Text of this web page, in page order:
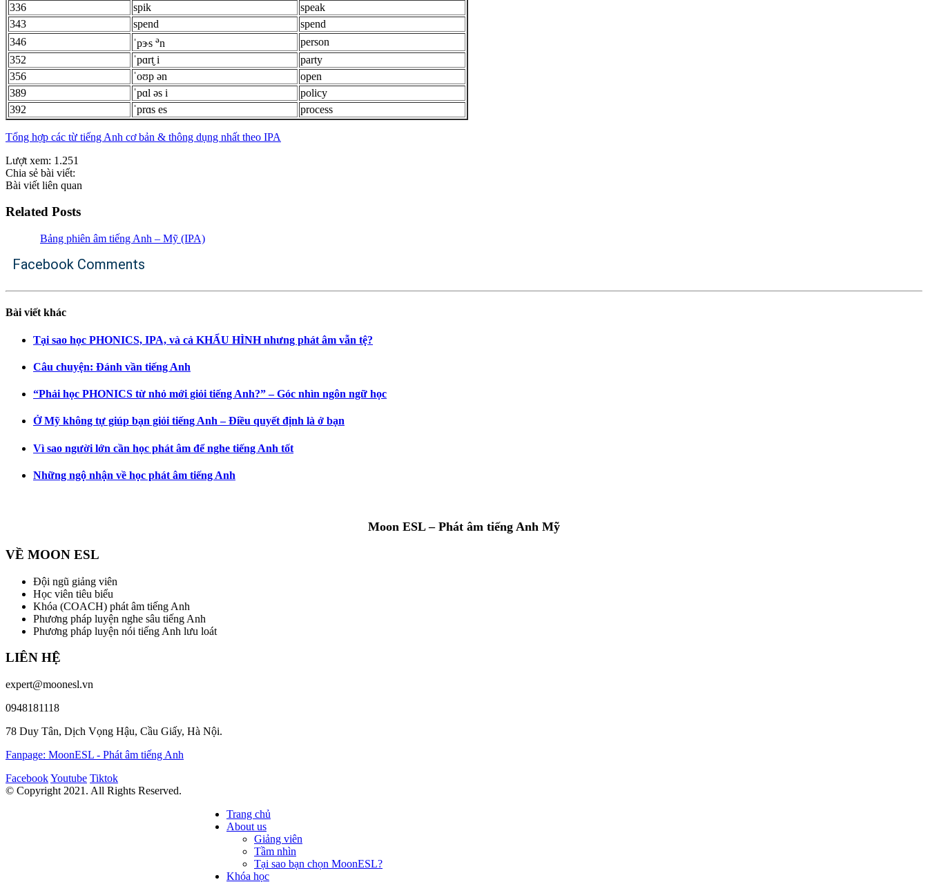
336
spik
speak
343
spend
spend
346
ˈpɝs ən
person
352
ˈpɑrt̬ i
party
356
ˈoʊp ən
open
389
ˈpɑl əs i
policy
392
ˈprɑs es process
Tổng hợp các từ tiếng Anh cơ bản & thông dụng nhất theo IPA
Lượt xem: 1.251
Chia sẻ bài viết:
Bài viết liên quan
Related Posts
Bảng phiên âm tiếng Anh – Mỹ (IPA)
Facebook Comments
Bài viết khác
Tại sao học PHONICS, IPA, và cả KHẨU HÌNH nhưng phát âm vẫn tệ?
Câu chuyện: Đánh vần tiếng Anh
“Phải học PHONICS từ nhỏ mới giỏi tiếng Anh?” – Góc nhìn ngôn ngữ học
Ở Mỹ không tự giúp bạn giỏi tiếng Anh – Điều quyết định là ở bạn
Vì sao người lớn cần học phát âm để nghe tiếng Anh tốt
Những ngộ nhận về học phát âm tiếng Anh
Moon ESL – Phát âm tiếng Anh Mỹ
VỀ MOON ESL
Đội ngũ giảng viên
Học viên tiêu biểu
Khóa (COACH) phát âm tiếng Anh
Phương pháp luyện nghe sâu tiếng Anh
Phương pháp luyện nói tiếng Anh lưu loát
LIÊN HỆ
expert@moonesl.vn
0948181118
78 Duy Tân, Dịch Vọng Hậu, Cầu Giấy, Hà Nội.
Fanpage: MoonESL - Phát âm tiếng Anh
FacebookYoutube Tiktok
© Copyright 2021. All Rights Reserved.
Trang chủ
About us
Giảng viên
Tầm nhìn
Tại sao bạn chọn MoonESL?
Khóa học